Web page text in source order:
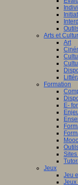
Arts et
Art
Formation
E-
Jeux
Jeu
Jeux